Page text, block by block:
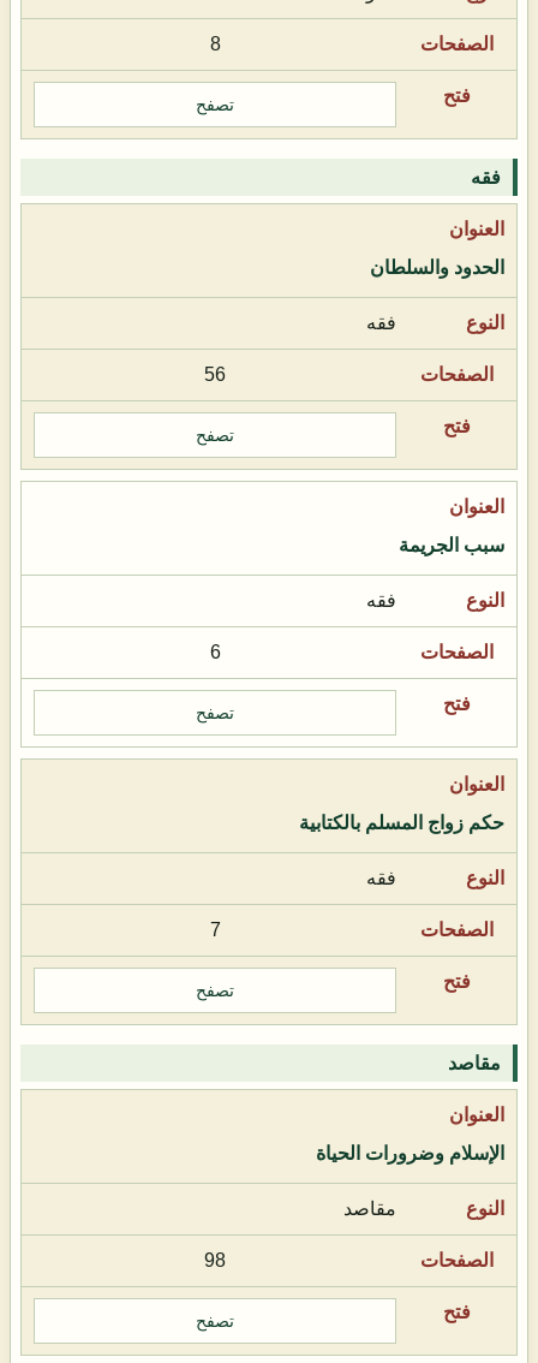
8
تصفح
فقه
الحدود والسلطان
فقه
56
تصفح
سبب الجريمة
فقه
6
تصفح
حكم زواج المسلم بالكتابية
فقه
7
تصفح
مقاصد
الإسلام وضرورات الحياة
مقاصد
98
تصفح